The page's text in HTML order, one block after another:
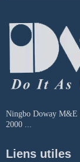
Ningbo Doway M&E
2000 ...
Liens utiles